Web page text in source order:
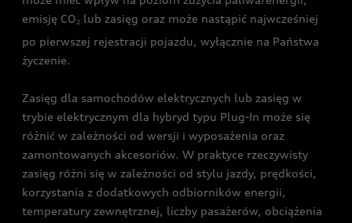
emisję CO2 lub zasięg oraz może nastąpić najwcześniej
po pierwszej rejestracji pojazdu, wyłącznie na Państwa
życzenie.
Zasięg dla samochodów elektrycznych lub zasięg w
trybie elektrycznym dla hybryd typu Plug-In może się
różnić w zależności od wersji i wyposażenia oraz
zamontowanych akcesoriów. W praktyce rzeczywisty
zasięg różni się w zależności od stylu jazdy, prędkości,
korzystania z dodatkowych odbiorników energii,
temperatury zewnętrznej, liczby pasażerów, obciążenia